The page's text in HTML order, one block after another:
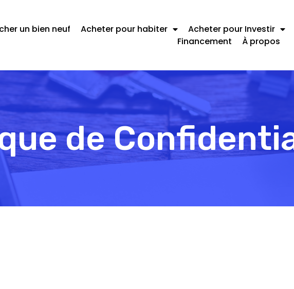
un bien neuf Acheter pour habiter
Acheter pour Investir
Financement
À propos
de